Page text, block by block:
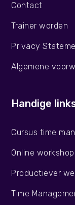
Contact
Trainer worden
Privacy
Algemene
Handige
Cursus time
Online
Productiever
Time